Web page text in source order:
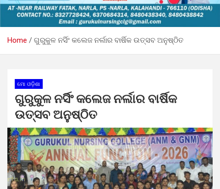
Home ଗୁରୁକୁଳ ନର୍ସିଂ କଲେଜ ନର୍ଲାର ବାର୍ଷିକ ଉତ୍ସବ ଅନୁଷ୍ଠିତ
ମୋ ଓଡ଼ିଶା
ଗୁରୁକୁଳ ନର୍ସିଂ କଲେଜ ନର୍ଲାର ବାର୍ଷିକ
ଉତ୍ସବ ଅନୁଷ୍ଠିତ